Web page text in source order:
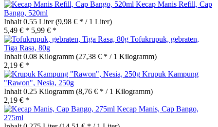
Kecap Manis Refill, Cap
Bango, 520ml
Inhalt 0.55 Liter(9,98 € * / 1 Liter)
5,49 € * 5,99 € *
Tofukrupuk, gebraten,
Tiga Rasa, 80g
Inhalt 0.08 Kilogramm (27,38 € * / 1 Kilogramm)
2,19 € *
Krupuk Kampung
"Rawon", Nesia, 250g
Inhalt 0.25 Kilogramm (8,76 € * / 1 Kilogramm)
2,19 € *
Kecap Manis, Cap Bango,
275ml